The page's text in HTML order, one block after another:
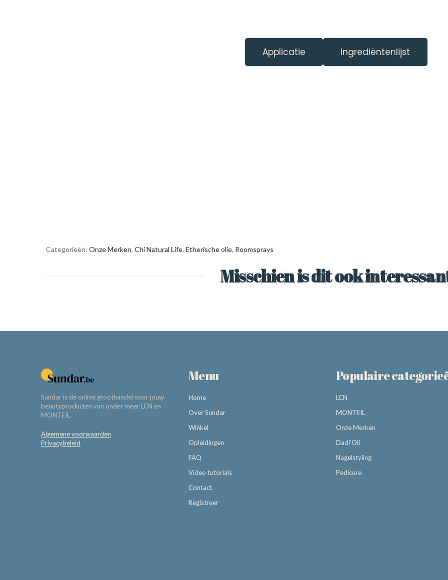
Applicatie Ingrediëntenlijst
Categorieën: Onze Merken, Chi Natural Life, Etherische olie, Roomsprays
Misschien is dit ook
Sundar is de online groothandel voor jouw
beautyproducten van onder meer LCN en
MONTEIL.
Algemene voorwaarden
Privacybeleid
Menu
Home
Over Sundar
Winkel
Opleidingen
FAQ
Video tutorials
Contact
Registreer
Populaire
LCN
MONTEIL
Onze Merken
Dadi’Oil
Nagelstyling
Pedicure